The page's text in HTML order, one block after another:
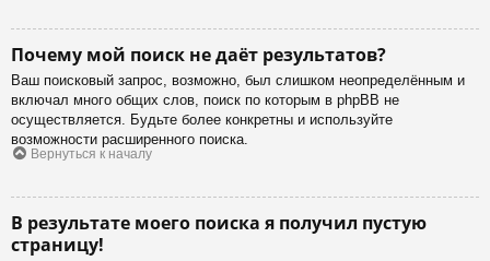
Почему мой поиск не даёт результатов?
Ваш поисковый запрос, возможно, был слишком неопределённым и
включал много общих слов, поиск по которым в phpBB не
осуществляется. Будьте более конкретны и используйте
возможности расширенного поиска.
Вернуться к началу
В результате моего поиска я получил пустую
страницу!